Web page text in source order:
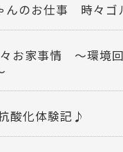
んのお仕事 時々ゴ
々お家事情 ～環境
酸化体験記♪